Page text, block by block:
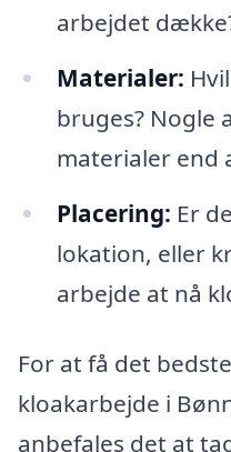
arbejdet
Materialer:
bruges? Nogle
materialer end
Placering: Er
lokation, eller
arbejde at nå
For at få det
kloakarbejde i
anbefales det at